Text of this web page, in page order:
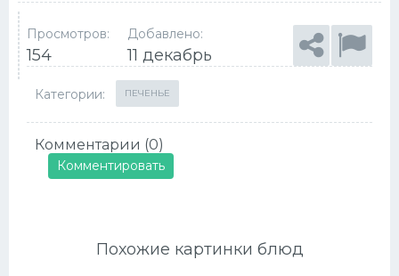
Просмотров:
154
Добавлено:
11 декабрь
Категории: ПЕЧЕНЬЕ
Комментарии (0)
Комментировать
Похожие картинки блюд